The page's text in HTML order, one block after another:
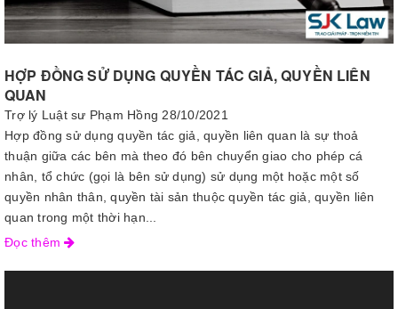
HỢP ĐỒNG SỬ DỤNG QUYỀN TÁC GIẢ, QUYỀN LIÊN
QUAN
Trợ lý Luật sư Phạm Hồng 28/10/2021
Hợp đồng sử dụng quyền tác giả, quyền liên quan là sự thoả
thuận giữa các bên mà theo đó bên chuyển giao cho phép cá
nhân, tổ chức (gọi là bên sử dụng) sử dụng một hoặc một số
quyền nhân thân, quyền tài sản thuộc quyền tác giả, quyền liên
quan trong một thời hạn...
Đọc thêm